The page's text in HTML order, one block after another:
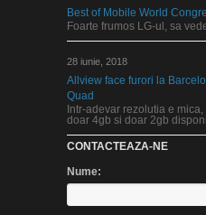
Best of Mobile World
Foarte frumos LG-ul, sa
28 iunie, 2018
Allview face furori la
Quad
Intr-adevar rezolutia e
doar 4gb si doar 2gb
CONTACTEAZA-NE
Nume: